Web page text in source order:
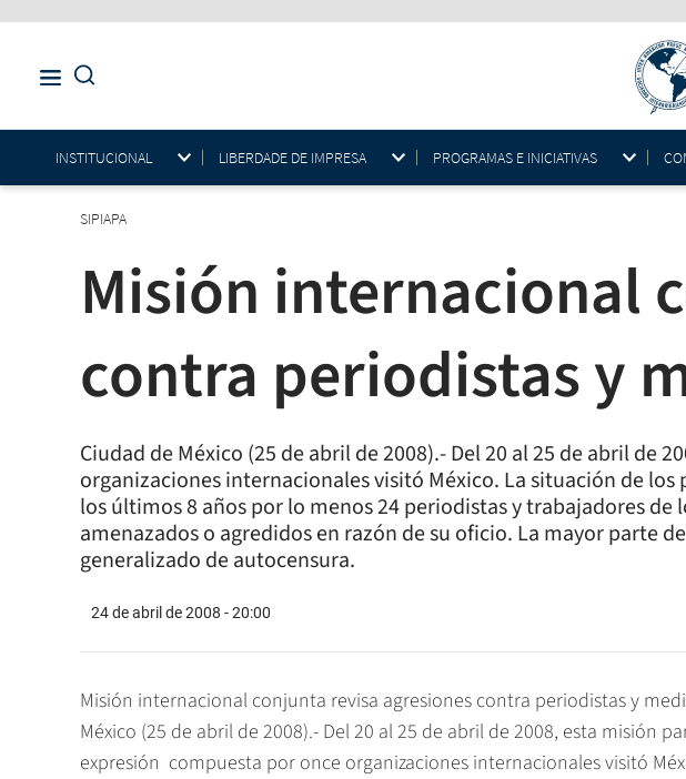
INSTITUCIONAL LIBERDADE DE IMPRESA PROGRAMAS E INICIATIVAS
SIPIAPA
Misión internacional
contra periodistas y
Ciudad de México (25 de abril de 2008).- Del 20 al 25 de abril de
organizaciones internacionales visitó México. La situación de
los últimos 8 años por lo menos 24 periodistas y trabajadores
amenazados o agredidos en razón de su oficio. La mayor parte
generalizado de autocensura.
24 de abril de 2008 - 20:00
Misión internacional conjunta revisa agresiones contra periodistas y
México (25 de abril de 2008).- Del 20 al 25 de abril de 2008, esta misión
expresión  compuesta por once organizaciones internacionales visitó